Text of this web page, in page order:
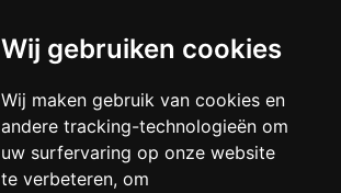
Wij gebruiken cookies
Wij maken gebruik van cookies en
andere tracking-technologieën om
uw surfervaring op onze website
te verbeteren, om